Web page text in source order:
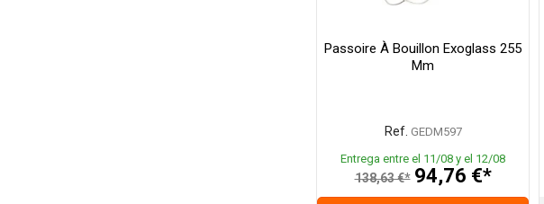
Passoire À Bouillon Exoglass 255
Mm
Ref. GEDM597
Entrega entre el 11/08 y el 12/08
138,63 €* 94,76 €*